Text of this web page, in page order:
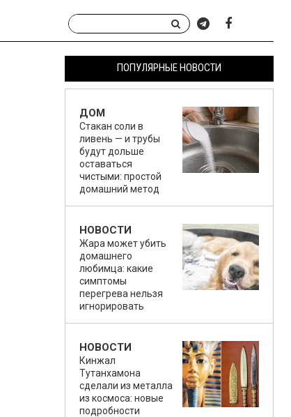
ПОПУЛЯРНЫЕ НОВОСТИ
ДОМ
Стакан соли в
ливень — и трубы
будут дольше
оставаться
чистыми: простой
домашний метод
НОВОСТИ
Жара может убить
домашнего
любимца: какие
симптомы
перегрева нельзя
игнорировать
НОВОСТИ
Кинжал
Тутанхамона
сделали из металла
из космоса: новые
подробности